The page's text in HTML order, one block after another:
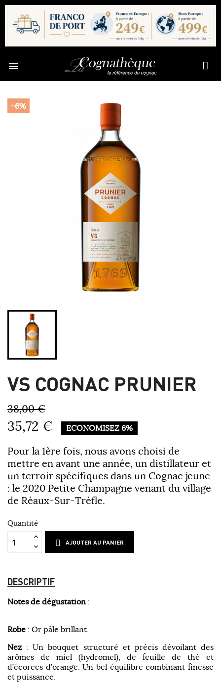

-6%
VS COGNAC PRUNIER
38,00 €
35,72 € ÉCONOMISEZ 6%
Pour la 1ère fois, nous avons choisi de
mettre en avant une année, un distillateur et
un terroir spécifiques dans un Cognac jeune
: le 2020 Petite Champagne venant du village
de Réaux-Sur-Trèfle.
Quantité
AJOUTER AU PANIER
DESCRIPTIF
Notes de dégustation :
Robe : Or pâle brillant.
Nez : Un bouquet structuré et précis dévoilant des
arômes de miel (hydromel), de feuille de thé et
d’écorces d’orange. Un bel équilibre combinant finesse
et puissance.